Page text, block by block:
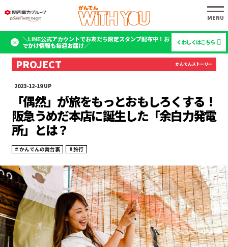
＼LINE公式アカウントでお友だち限定スタンプ配布中！お
でかけ情報も毎週お届け／
くわしくはこちら
2023-12-19
「偶然」が旅をもっとおもしろくする！
阪急うめだ本店に誕生した「余白力発電
所」とは？
かんでんの舞台裏 旅行